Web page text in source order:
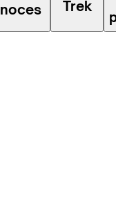
noces
Trek